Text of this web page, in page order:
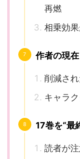
再燃
相乗効
作者の現在
削減さ
キャラ
17巻を“最
読者が